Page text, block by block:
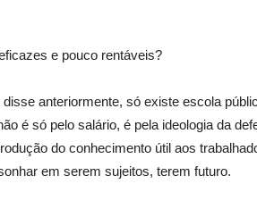
e pouco rentáveis?
anteriormente, só existe escola
é só pelo salário, é pela ideologia da
do conhecimento útil aos
em serem sujeitos, terem futuro.